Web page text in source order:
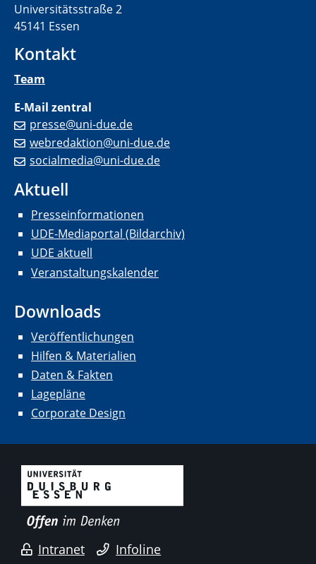
Universitätsstraße 2
45141 Essen
Kontakt
Team
E-Mail zentral
presse@uni-due.de
webredaktion@uni-due.de
socialmedia@uni-due.de
Aktuell
Presseinformationen
UDE-Mediaportal (Bildarchiv)
UDE aktuell
Veranstaltungskalender
Downloads
Veröffentlichungen
Hilfen & Materialien
Daten & Fakten
Lagepläne
Corporate Design
Intranet
Infoline